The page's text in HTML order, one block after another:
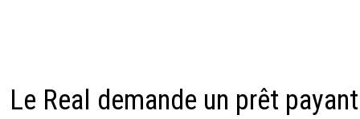
Le Real demande un prêt payant